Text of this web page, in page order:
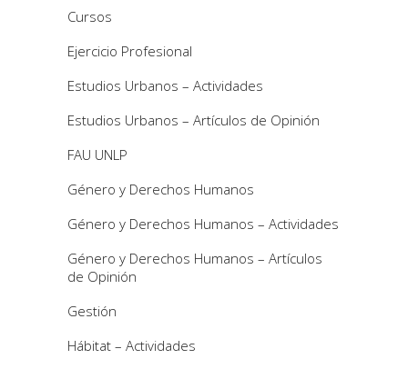
Cursos
Ejercicio Profesional
Estudios Urbanos – Actividades
Estudios Urbanos – Artículos de Opinión
FAU UNLP
Género y Derechos Humanos
Género y Derechos Humanos – Actividades
Género y Derechos Humanos – Artículos
de Opinión
Gestión
Hábitat – Actividades